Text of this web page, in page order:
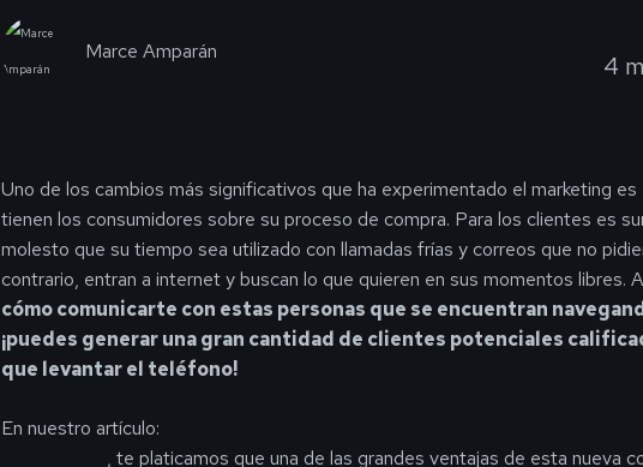
Marce Amparán 4
Uno de los cambios más significativos que ha experimentado el marketing
tienen los consumidores sobre su proceso de compra. Para los clientes es
molesto que su tiempo sea utilizado con llamadas frías y correos que no
contrario, entran a internet y buscan lo que quieren en sus momentos libres.
cómo comunicarte con estas personas que se encuentran
¡puedes generar una gran cantidad de clientes potenciales
que levantar el teléfono!
En nuestro artículo:
, te platicamos que una de las grandes ventajas de esta nueva